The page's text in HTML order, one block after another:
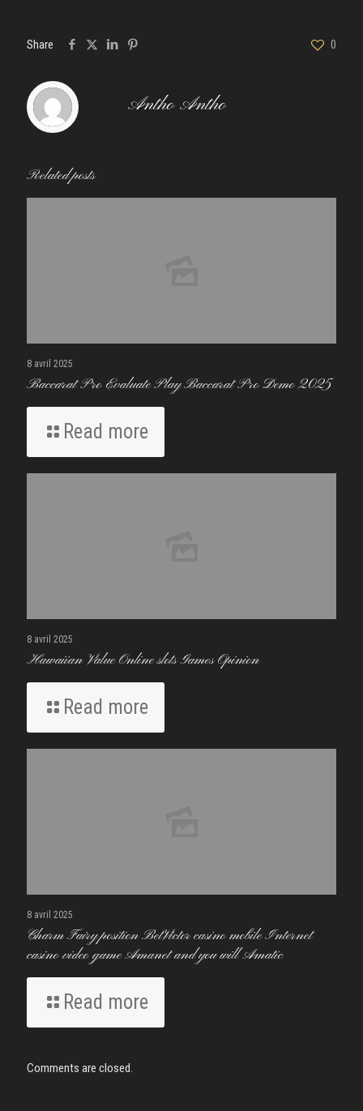
Share 0
Antho Antho
Related posts
8 avril 2025
Baccarat Pro Evaluate Play Baccarat Pro Demo 2025
Read more
8 avril 2025
Hawaiian Value Online slots Games Opinion
Read more
8 avril 2025
Charm Fairy position BetVictor casino mobile Internet
casino video game Amanet and you will Amatic
Read more
Comments are closed.